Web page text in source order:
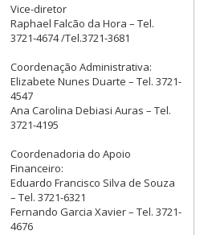
Vice-diretor
Raphael Falcão da Hora – Tel.
3721-4674 /Tel.3721-3681
Coordenação Administrativa:
Elizabete Nunes Duarte – Tel. 3721-
4547
Ana Carolina Debiasi Auras – Tel.
3721-4195
Coordenadoria do Apoio
Financeiro:
Eduardo Francisco Silva de Souza
– Tel. 3721-6321
Fernando Garcia Xavier – Tel. 3721-
4676